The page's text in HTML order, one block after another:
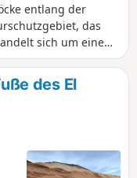
entlang der
das
sich um eine
von der Montaña
ist
einfach ist.
des El